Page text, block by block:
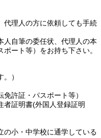
代理人の方に依頼しても手続
人自筆の委任状、代理人の本
ート等）をお持ち下さい。
）
許証・パスポート等）
者証明書(外国人登録証明
の小・中学校に通学している